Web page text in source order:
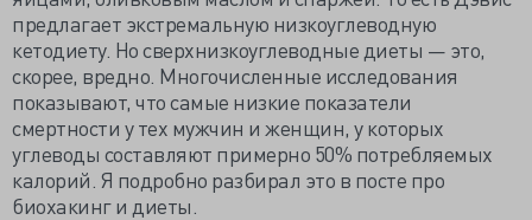
предлагает экстремальную низкоуглеводную
кетодиету. Но сверхнизкоуглеводные диеты — это,
скорее, вредно. Многочисленные исследования
показывают, что самые низкие показатели
смертности у тех мужчин и женщин, у которых
углеводы составляют примерно 50% потребляемых
калорий. Я подробно разбирал это в посте про
биохакинг и диеты.